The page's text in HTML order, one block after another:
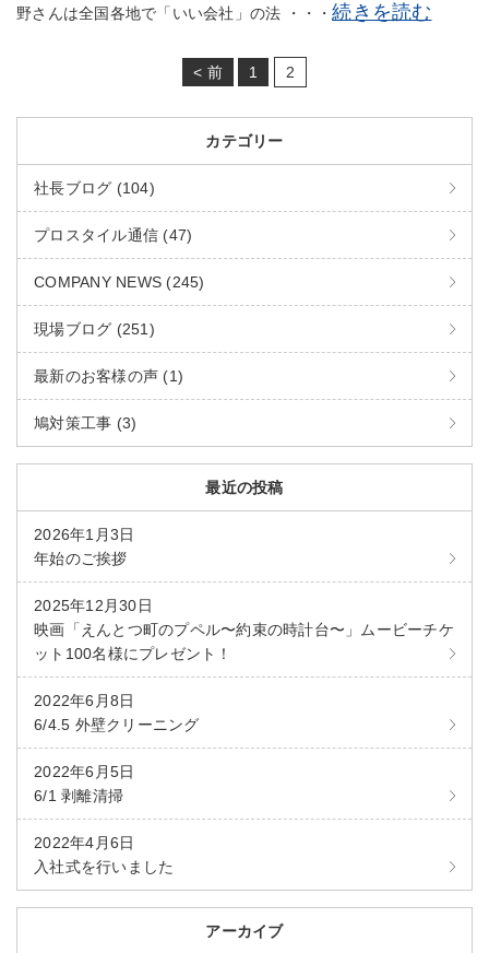
野さんは全国各地で「いい会社」の法 ・・・続きを読む
< 前 1 2
カテゴリー
社長ブログ (104)
プロスタイル通信 (47)
COMPANY NEWS (245)
現場ブログ (251)
最新のお客様の声 (1)
鳩対策工事 (3)
最近の投稿
2026年1月3日
年始のご挨拶
2025年12月30日
映画「えんとつ町のプペル〜約束の時計台〜」ムービーチケ
ット100名様にプレゼント！
2022年6月8日
6/4.5 外壁クリーニング
2022年6月5日
6/1 剥離清掃
2022年4月6日
入社式を行いました
アーカイブ